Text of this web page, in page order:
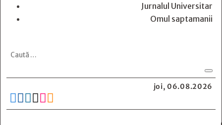
Jurnalul Universitar
Omul saptamanii
joi, 06.08.2026
     